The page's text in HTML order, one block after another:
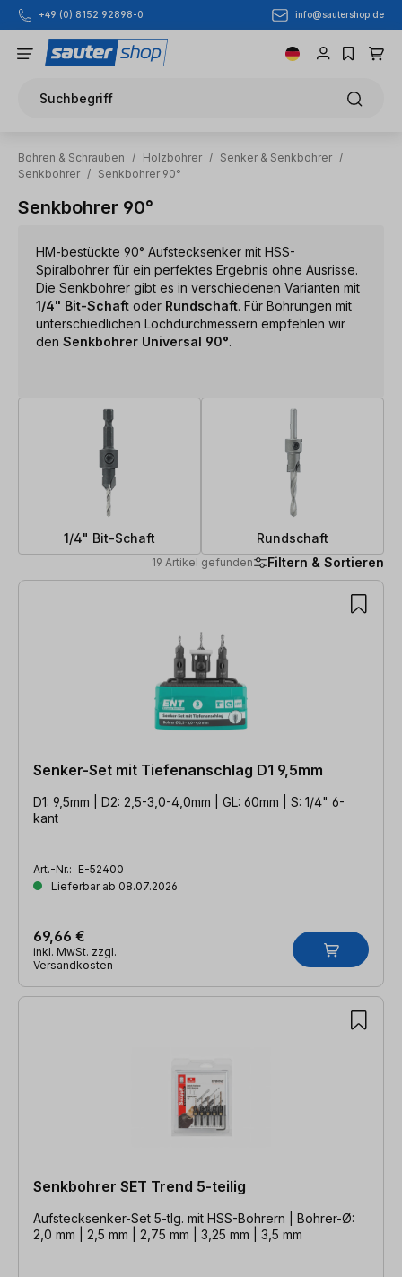
Zum Hauptinhalt springen
+49 (0) 8152 92898-0 info@sautershop.de
Suchbegriff
Bohren & Schrauben / Holzbohrer / Senker & Senkbohrer /
Senkbohrer / Senkbohrer 90°
Senkbohrer 90°
HM-bestückte 90° Aufstecksenker mit HSS-
Spiralbohrer für ein perfektes Ergebnis ohne Ausrisse.
Die Senkbohrer gibt es in verschiedenen Varianten mit
1/4" Bit-Schaft oder Rundschaft. Für Bohrungen mit
unterschiedlichen Lochdurchmessern empfehlen wir
den Senkbohrer Universal 90°.
1/4" Bit-Schaft Rundschaft
19 Artikel gefunden Filtern & Sortieren
19 Artikel gefunden
Senker-Set mit Tiefenanschlag D1 9,5mm
D1: 9,5mm | D2: 2,5-3,0-4,0mm | GL: 60mm | S: 1/4" 6-
kant
Art.-Nr.: E-52400
Lieferbar ab 08.07.2026
69,66 €
inkl. MwSt. zzgl.
Versandkosten
Senkbohrer SET Trend 5-teilig
Aufstecksenker-Set 5-tlg. mit HSS-Bohrern | Bohrer-Ø:
2,0 mm | 2,5 mm | 2,75 mm | 3,25 mm | 3,5 mm